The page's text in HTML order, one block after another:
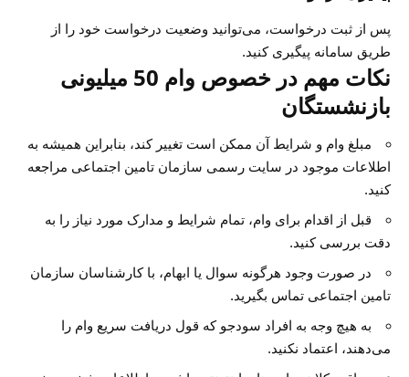
پس از ثبت درخواست، می‌توانید وضعیت درخواست خود را از
طریق سامانه پیگیری کنید.
نکات مهم در خصوص وام 50 میلیونی
بازنشستگان
مبلغ وام و شرایط آن ممکن است تغییر کند، بنابراین همیشه به
اطلاعات موجود در سایت رسمی سازمان تامین اجتماعی مراجعه
کنید.
قبل از اقدام برای وام، تمام شرایط و مدارک مورد نیاز را به
دقت بررسی کنید.
در صورت وجود هرگونه سوال یا ابهام، با کارشناسان سازمان
تامین اجتماعی تماس بگیرید.
به هیچ وجه به افراد سودجو که قول دریافت سریع وام را
می‌دهند، اعتماد نکنید.